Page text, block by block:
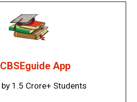
App
1.5 Crore+ Students